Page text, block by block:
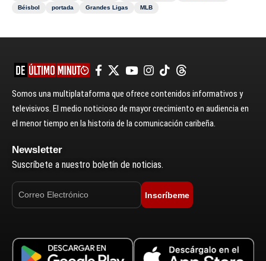
Béisbol
portada Grandes Ligas MLB
Somos una multiplataforma que ofrece contenidos informativos y
televisivos. El medio noticioso de mayor crecimiento en audiencia en
el menor tiempo en la historia de la comunicación caribeña.
Newsletter
Suscríbete a nuestro boletín de noticias.
Inscríbeme